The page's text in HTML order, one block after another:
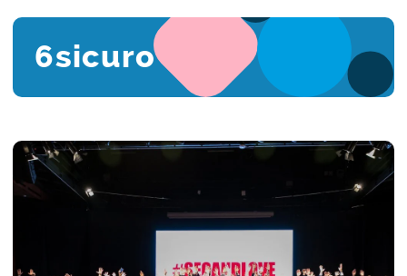
6sicuro